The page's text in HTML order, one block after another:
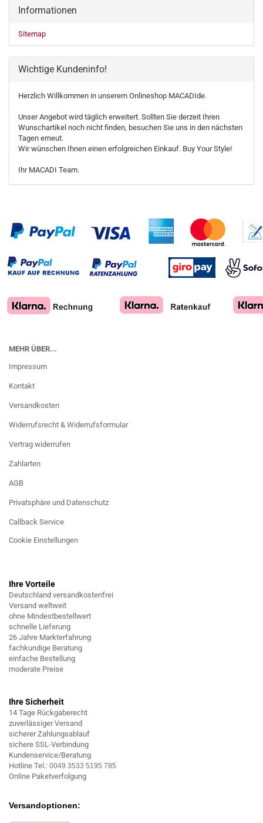
Informationen
Sitemap
Wichtige Kundeninfo!
Herzlich Willkommen in unserem Onlineshop MACADIde.
Unser Angebot wird täglich erweitert. Sollten Sie derzeit Ihren
Wunschartikel noch nicht finden, besuchen Sie uns in den nächsten
Tagen erneut.
Wir wünschen Ihnen einen erfolgreichen Einkauf. Buy Your Style!
Ihr MACADI Team.
MEHR ÜBER...
Impressum
Kontakt
Versandkosten
Widerrufsrecht & Widerrufsformular
Vertrag widerrufen
Zahlarten
AGB
Privatsphäre und Datenschutz
Callback Service
Cookie Einstellungen
Ihre Vorteile
Deutschland versandkostenfrei
Versand weltweit
ohne Mindestbestellwert
schnelle Lieferung
26 Jahre Markterfahrung
fachkundige Beratung
einfache Bestellung
moderate Preise
Ihre Sicherheit
14 Tage Rückgaberecht
zuverlässiger Versand
sicherer Zahlungsablauf
sichere SSL-Verbindung
Kundenservice/Beratung
Hotline Tel.: 0049 3533 5195 785
Online Paketverfolgung
Versandoptionen: